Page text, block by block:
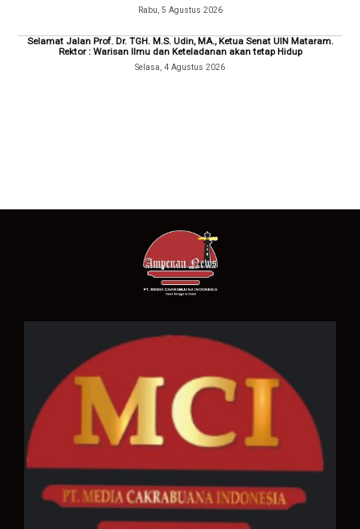
Rabu, 5 Agustus 2026
Selamat Jalan Prof. Dr. TGH. M.S. Udin, MA., Ketua Senat UIN Mataram.
Rektor : Warisan Ilmu dan Keteladanan akan tetap Hidup
Selasa, 4 Agustus 2026